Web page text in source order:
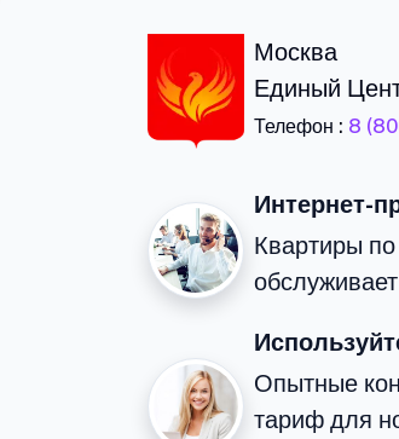
Москва
Единый
Телефон : 8
Интернет-
Квартиры
Опытные
тариф для